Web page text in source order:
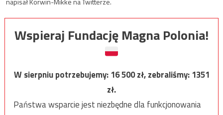
Wspieraj Fundację Magna Polonia!
W sierpniu potrzebujemy:16 500zł, zebraliśmy:1351
zł.
Państwa wsparcie jest niezbędne dla funkcjonowania